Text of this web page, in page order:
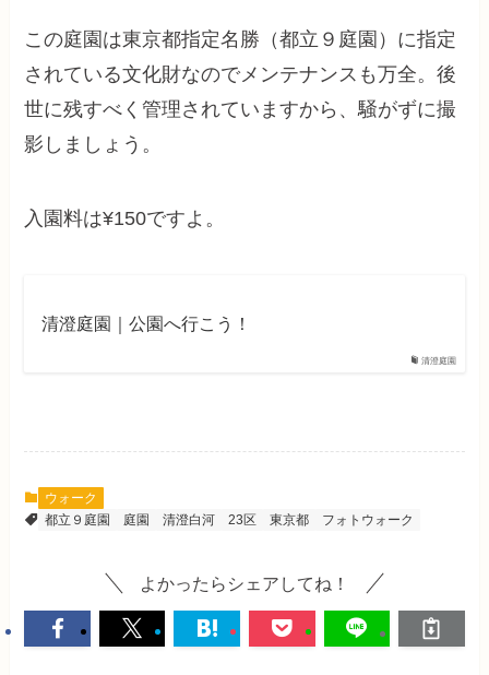
この庭園は東京都指定名勝（都立９庭園）に指定
されている文化財なのでメンテナンスも万全。後
世に残すべく管理されていますから、騒がずに撮
影しましょう。
入園料は¥150ですよ。
清澄庭園
清澄庭園｜公園へ行こう！
ウォーク
都立９庭園
庭園 清澄白河 23区 東京都 フォトウォーク
よかったらシェアしてね！